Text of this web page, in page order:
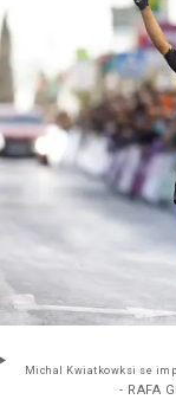
Michal Kwiatkowksi se
- RAFA